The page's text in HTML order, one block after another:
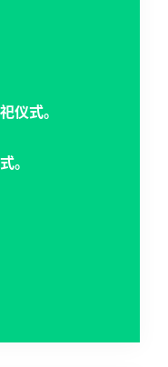
仪式。
。